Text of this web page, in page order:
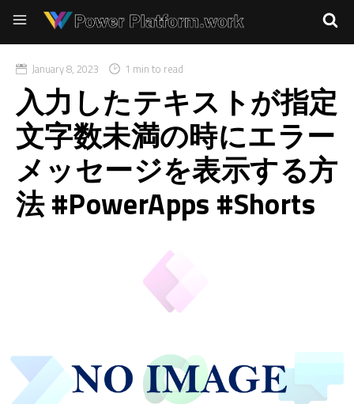
January 8, 2023 1 min to read
入力したテキストが指定
文字数未満の時にエラー
メッセージを表示する方
法 #PowerApps #Shorts